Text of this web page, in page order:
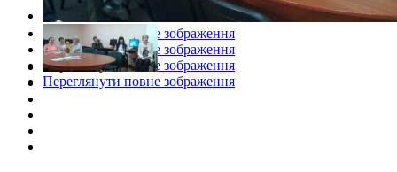
Переглянути повне зображення
Переглянути повне зображення
Переглянути повне зображення
Переглянути повне зображення